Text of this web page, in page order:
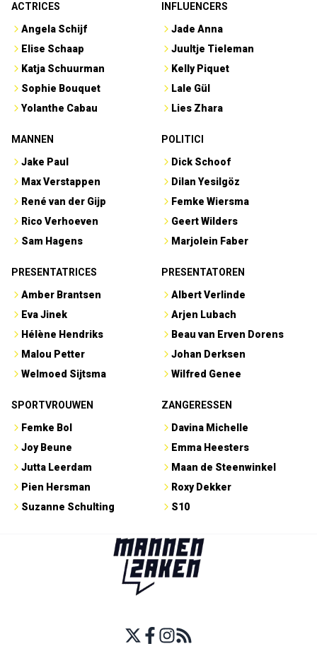
ACTRICES
Angela Schijf
Elise Schaap
Katja Schuurman
Sophie Bouquet
Yolanthe Cabau
INFLUENCERS
Jade Anna
Juultje Tieleman
Kelly Piquet
Lale Gül
Lies Zhara
MANNEN
Jake Paul
Max Verstappen
René van der Gijp
Rico Verhoeven
Sam Hagens
POLITICI
Dick Schoof
Dilan Yesilgöz
Femke Wiersma
Geert Wilders
Marjolein Faber
PRESENTATRICES
Amber Brantsen
Eva Jinek
Hélène Hendriks
Malou Petter
Welmoed Sijtsma
PRESENTATOREN
Albert Verlinde
Arjen Lubach
Beau van Erven Dorens
Johan Derksen
Wilfred Genee
SPORTVROUWEN
Femke Bol
Joy Beune
Jutta Leerdam
Pien Hersman
Suzanne Schulting
ZANGERESSEN
Davina Michelle
Emma Heesters
Maan de Steenwinkel
Roxy Dekker
S10